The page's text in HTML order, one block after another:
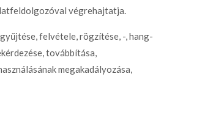
végrehajtatja.
felvétele, rögzítése, -, hang-
továbbítása,
megakadályozása,